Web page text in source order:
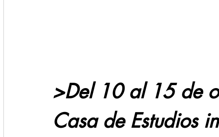
1 enero 31abr
>Del 10 al 15 de
Casa de Estudios